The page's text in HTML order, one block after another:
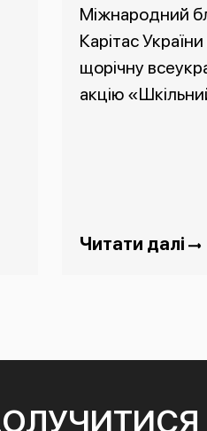
Міжнародний
Карітас
щорічну
акцію
Читати далі